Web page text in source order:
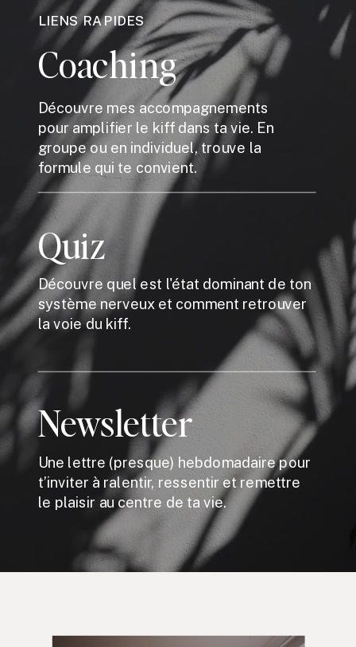
LIENS RAPIDES
Coaching
Découvre mes accompagnements
pour amplifier le kiff dans ta vie. En
groupe ou en individuel, trouve la
formule qui te convient.
Quiz
Découvre quel est l'état dominant de ton
système nerveux et comment retrouver
la voie du kiff.
Newsletter
Une lettre (presque) hebdomadaire pour
t’inviter à ralentir, ressentir et remettre
le plaisir au centre de ta vie.